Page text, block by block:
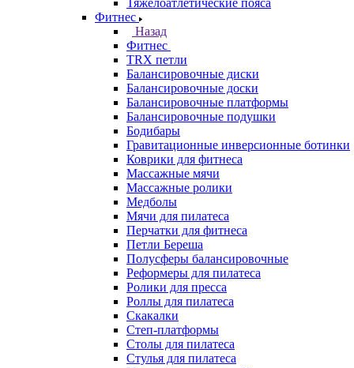
Тяжелоатлетические пояса
Фитнес
Назад
Фитнес
TRX петли
Балансировочные диски
Балансировочные доски
Балансировочные платформы
Балансировочные подушки
Бодибары
Гравитационные инверсионные ботинки
Коврики для фитнеса
Массажные мячи
Массажные ролики
Медболы
Мячи для пилатеса
Перчатки для фитнеса
Петли Береша
Полусферы балансировочные
Реформеры для пилатеса
Ролики для пресса
Роллы для пилатеса
Скакалки
Степ-платформы
Столы для пилатеса
Стулья для пилатеса